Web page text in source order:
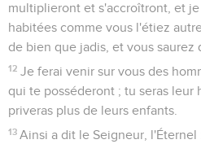
multiplieront et s'accroîtront, et
habitées comme vous l'étiez
de bien que jadis, et vous saurez
12 Je ferai venir sur vous des
qui te posséderont ; tu seras leur
priveras plus de leurs enfants.
13 Ainsi a dit le Seigneur, l'Éternel